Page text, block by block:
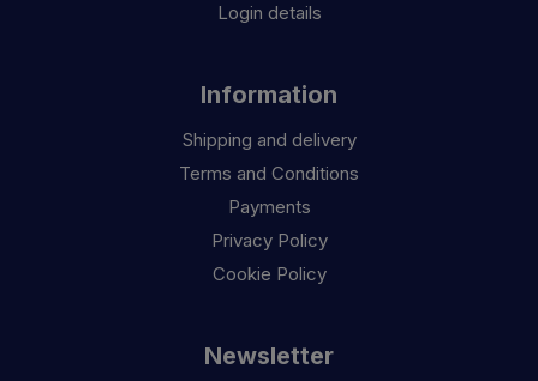
Login details
Information
Shipping and delivery
Terms and Conditions
Payments
Privacy Policy
Cookie Policy
Newsletter